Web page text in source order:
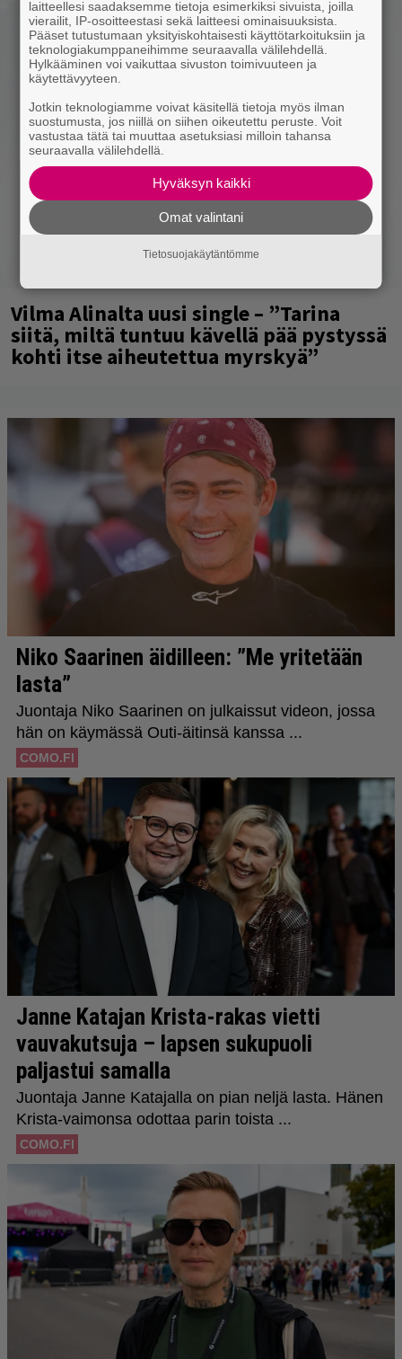
Vilma Alinalta uusi single – ”Tarina
siitä, miltä tuntuu kävellä pää pystyssä
kohti itse aiheutettua myrskyä”
laitteellesi saadaksemme tietoja esimerkiksi sivuista, joilla
vierailit, IP-osoitteestasi sekä laitteesi ominaisuuksista.
Pääset tutustumaan yksityiskohtaisesti käyttötarkoituksiin ja
teknologiakumppaneihimme seuraavalla välilehdellä.
Hylkääminen voi vaikuttaa sivuston toimivuuteen ja
käytettävyyteen.
Jotkin teknologiamme voivat käsitellä tietoja myös ilman
suostumusta, jos niillä on siihen oikeutettu peruste. Voit
vastustaa tätä tai muuttaa asetuksiasi milloin tahansa
seuraavalla välilehdellä.
Hyväksyn kaikki
Omat valintani
Tietosuojakäytäntömme